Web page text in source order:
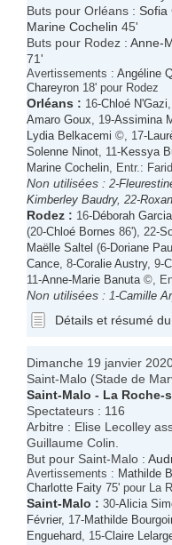
Buts pour Orléans : Sofia
Marine Cochelin 45'
Buts pour Rodez : Anne-
71'
Avertissements : Angéline
Chareyron 18' pour Rodez
Orléans : 16-Chloé N'Gazi
Amaro Goux , 19-Assimina
Lydia Belkacemi ©, 17-
Solenne Ninot , 11-Kessya
Marine Cochelin , Entr.:
Non utilisées : 2-
Kimberley Baudry, 22-
Rodez : 16-Déborah Garcia
(20-Chloé Bornes 86'), 22-
Maëlle Saltel (6-Doriane Pau
Cance , 8-Coralie Austry, 9-
11-Anne-Marie Banuta ©,
Non utilisées : 1-Camille
Détails et résumé
Dimanche 19 janvier
Saint-Malo (Stade de
Saint-Malo - La Roche-
Spectateurs : 116
Arbitre : Elise Lecolley
Guillaume Colin.
But pour Saint-Malo :
Avertissements : Mathilde
Charlotte Faity 75' pour La
Saint-Malo : 30-Alicia
Février, 17-Mathilde
Enguehard , 15-Claire